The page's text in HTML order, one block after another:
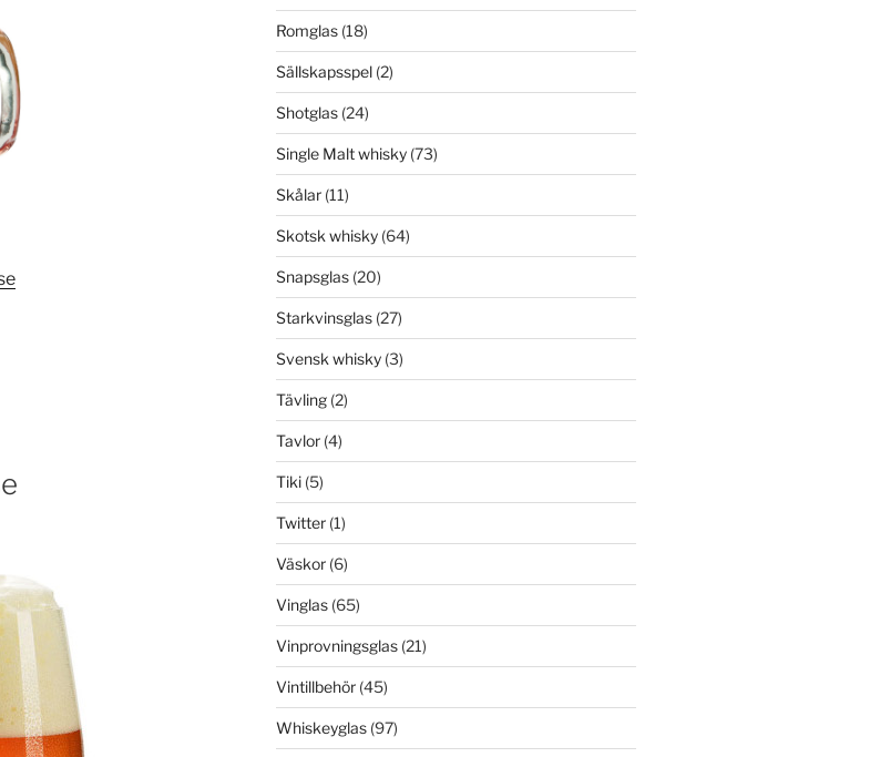
Romglas(18)
Sällskapsspel(2)
Shotglas(24)
Single Malt whisky(73)
Skålar(11)
Skotsk whisky(64)
Snapsglas(20)
Starkvinsglas(27)
Svensk whisky(3)
Tävling(2)
Tavlor(4)
Tiki(5)
Twitter(1)
Väskor(6)
Vinglas(65)
Vinprovningsglas(21)
Vintillbehör(45)
Whiskeyglas(97)